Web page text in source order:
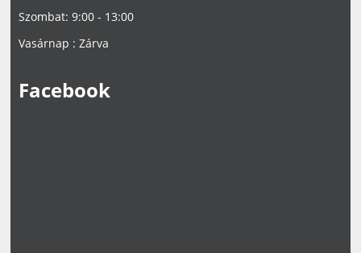
Szombat: 9:00 - 13:00
Vasárnap : Zárva
Facebook